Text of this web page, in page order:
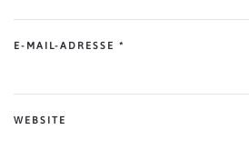
E-MAIL-ADRESSE *
WEBSITE